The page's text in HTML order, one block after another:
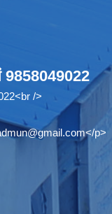
9858049022
/>
</p>